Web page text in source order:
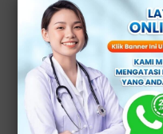
ISK biasanya
coli) yang biasanya
masuk ke dalam
merupakan saluran
kemih dengan
Beberapa faktor yang